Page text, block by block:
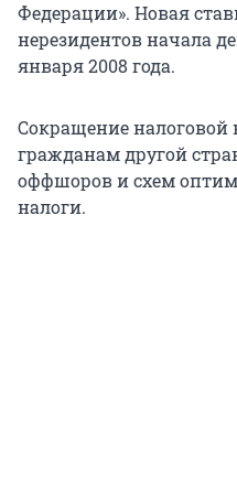
Федерации». Новая
нерезидентов начала
января 2008 года.
Сокращение налоговой
гражданам другой
оффшоров и схем
налоги.